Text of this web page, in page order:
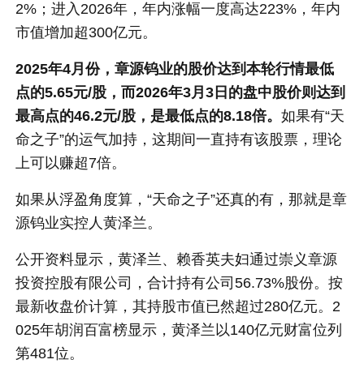
2%；进入2026年，年内涨幅一度高达223%，年内
市值增加超300亿元。
2025年4月份，章源钨业的股价达到本轮行情最低
点的5.65元/股，而2026年3月3日的盘中股价则达到
最高点的46.2元/股，是最低点的8.18倍。如果有“天
命之子”的运气加持，这期间一直持有该股票，理论
上可以赚超7倍。
如果从浮盈角度算，“天命之子”还真的有，那就是章
源钨业实控人黄泽兰。
公开资料显示，黄泽兰、赖香英夫妇通过崇义章源
投资控股有限公司，合计持有公司56.73%股份。按
最新收盘价计算，其持股市值已然超过280亿元。2
025年胡润百富榜显示，黄泽兰以140亿元财富位列
第481位。